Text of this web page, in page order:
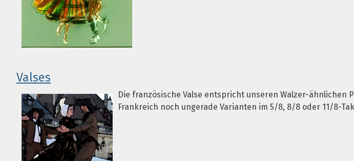
Valses
Die französische Valse entspricht unseren Walzer-
Frankreich noch ungerade Varianten im 5/8, 8/8 oder 11/8-